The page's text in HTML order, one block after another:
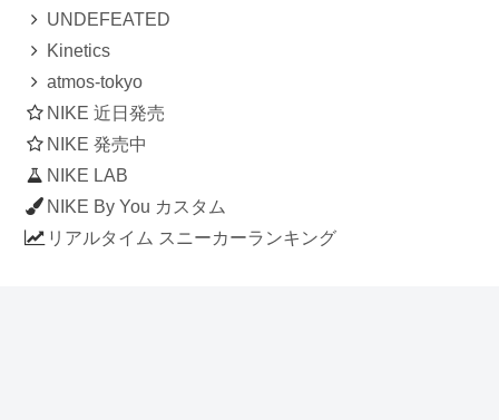
UNDEFEATED
Kinetics
atmos-tokyo
NIKE 近日発売
NIKE 発売中
NIKE LAB
NIKE By You カスタム
リアルタイム スニーカーランキング